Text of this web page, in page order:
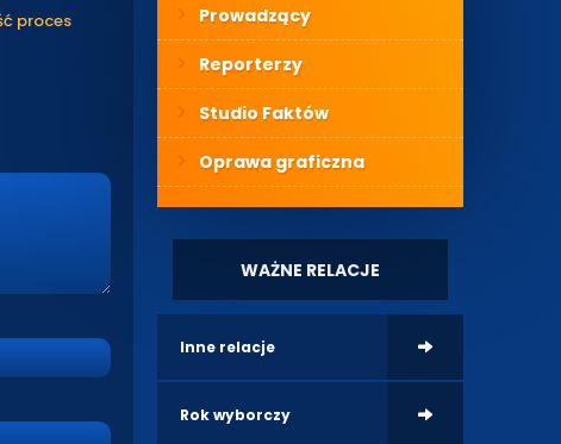
proces
Prowadzący
Reporterzy
Studio Faktów
Oprawa graficzna
WAŻNE RELACJE
Inne relacje
Rok wyborczy